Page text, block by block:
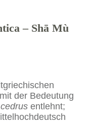
– Shā Mù
der Bedeutung
cedrus entlehnt;